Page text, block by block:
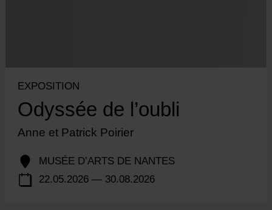
EXPOSITION
Odyssée de l’oubli
Anne et Patrick Poirier
MUSÉE D’ARTS DE NANTES
22.05.2026 — 30.08.2026